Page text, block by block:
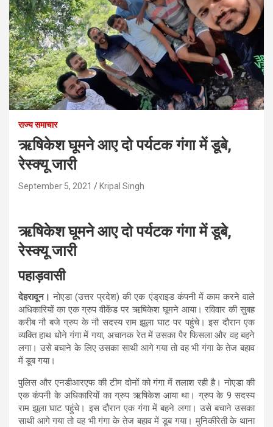
राज्य समाचार
ऋषिकेश घूमने आए दो पर्यटक गंगा में डूबे,
रेस्क्यू जारी
September 5, 2021 Kripal Singh
ऋषिकेश घूमने आए दो पर्यटक गंगा में डूबे,
रेस्क्यू जारी
पहाड़वासी
देहरादून। नोएडा (उत्तर प्रदेश) की एक एंड्राइड कंपनी में काम करने वाले
अधिकारियों का एक ग्रुप वीकेंड पर ऋषिकेश घूमने आया। रविवार की सुबह
करीब नौ बजे ग्रुप के नौ सदस्य राम झूला घाट पर पहुंचे। इस दौरान एक
व्यक्ति हाथ धोने गंगा में गया, अचानक रेत में उसका पैर फिसला और वह बहने
लगा। उसे बचाने के लिए उसका साथी आगे गया तो वह भी गंगा के तेज बहाव
में डूब गया।
पुलिस और एनडीआरएफ की टीम दोनों को गंगा में तलाश रही है। नोएडा की
एक कंपनी के अधिकारियों का ग्रुप ऋषिकेश आया था। ग्रुप के 9 सदस्य
राम झूला घाट पहुंचे। इस दौरान एक गंगा में बहने लगा। उसे बचाने उसका
साथी आगे गया तो वह भी गंगा के तेज बहाव में डूब गया। मुनिकीरेती के थाना